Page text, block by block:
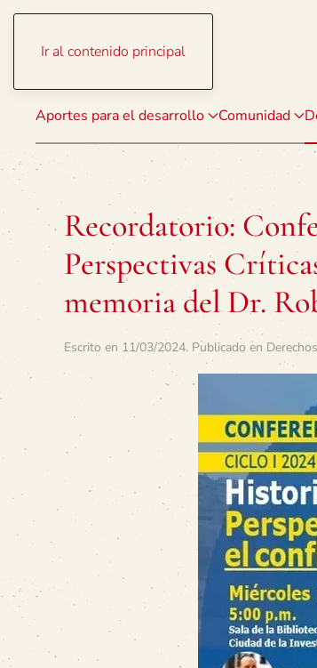
Ir al contenido principal
Aportes para el desarrollo Comunidad
Recordatorio:
Perspectivas
memoria del Dr.
Escrito en 11/03/2024. Publicado en Derechos